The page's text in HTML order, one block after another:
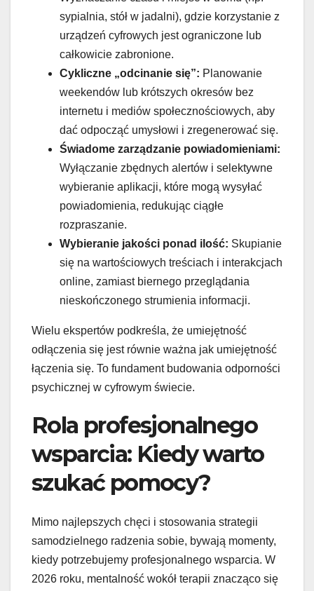
sypialnia, stół w jadalni), gdzie korzystanie z
urządzeń cyfrowych jest ograniczone lub
całkowicie zabronione.
Cykliczne „odcinanie się”: Planowanie
weekendów lub krótszych okresów bez
internetu i mediów społecznościowych, aby
dać odpocząć umysłowi i zregenerować się.
Świadome zarządzanie powiadomieniami:
Wyłączanie zbędnych alertów i selektywne
wybieranie aplikacji, które mogą wysyłać
powiadomienia, redukując ciągłe
rozpraszanie.
Wybieranie jakości ponad ilość: Skupianie
się na wartościowych treściach i interakcjach
online, zamiast biernego przeglądania
nieskończonego strumienia informacji.
Wielu ekspertów podkreśla, że umiejętność
odłączenia się jest równie ważna jak umiejętność
łączenia się. To fundament budowania odporności
psychicznej w cyfrowym świecie.
Rola profesjonalnego
wsparcia: Kiedy warto
szukać pomocy?
Mimo najlepszych chęci i stosowania strategii
samodzielnego radzenia sobie, bywają momenty,
kiedy potrzebujemy profesjonalnego wsparcia. W
2026 roku, mentalność wokół terapii znacząco się